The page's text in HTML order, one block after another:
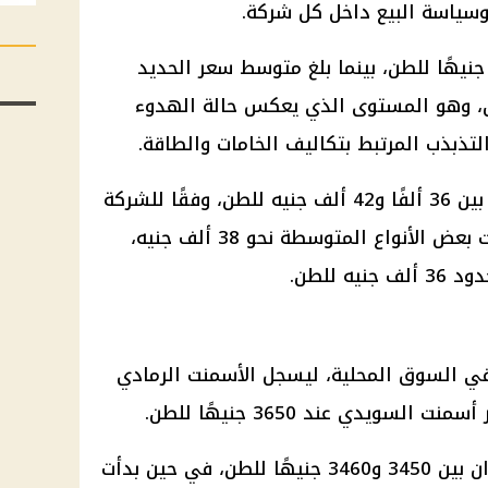
البيع داخل كل شركة.
سعر حديد عز عند نحو 39931 جنيهًا للطن، بينما بلغ متوسط سعر الحديد
جنيهًا للطن، وهو المستوى الذي يعكس حالة الهدوء
المرتبط بتكاليف الخامات والطاقة.
وتراوحت أسعار الحديد في السوق بين 36 ألفًا و42 ألف جنيه للطن، وفقًا للشركة
المنتجة ومكان التسليم، حيث سجلت بعض الأنواع المتوسطة نحو 38 ألف جنيه،
السوق المحلية، ليسجل الأسمنت الرمادي
وتراوح سعر أسمنت السويس وحلوان بين 3450 و3460 جنيهًا للطن، في حين بدأت